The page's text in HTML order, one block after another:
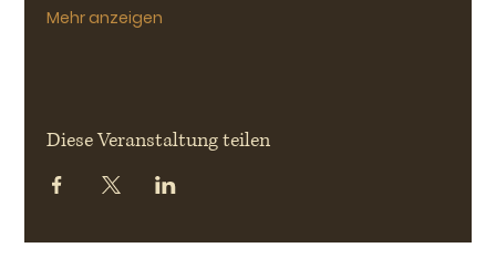
Mehr anzeigen
Diese Veranstaltung teilen